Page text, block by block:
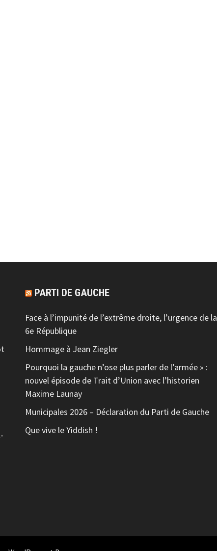
PARTI DE GAUCHE
Face à l’impunité de l’extrême droite, l’urgence de la
6e République
Hommage à Jean Ziegler
Pourquoi la gauche n’ose plus parler de l’armée » :
nouvel épisode de Trait d’Union avec l’historien
Maxime Launay
Municipales 2026 – Déclaration du Parti de Gauche
Que vive le Yiddish !